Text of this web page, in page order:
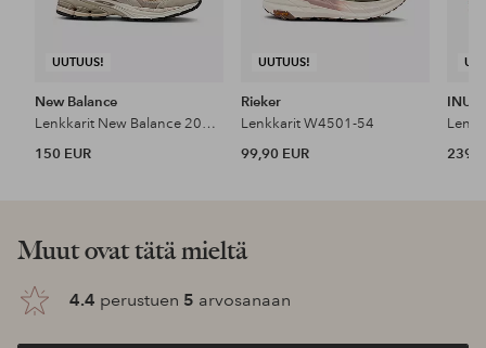
UUTUUS!
New Balance
Lenkkarit New Balance 2002r
150 EUR
UUTUUS!
Rieker
Lenkkarit W4501-54
99,90 EUR
239
Muut ovat tätä mieltä
4.4 perustuen 5 arvosanaan